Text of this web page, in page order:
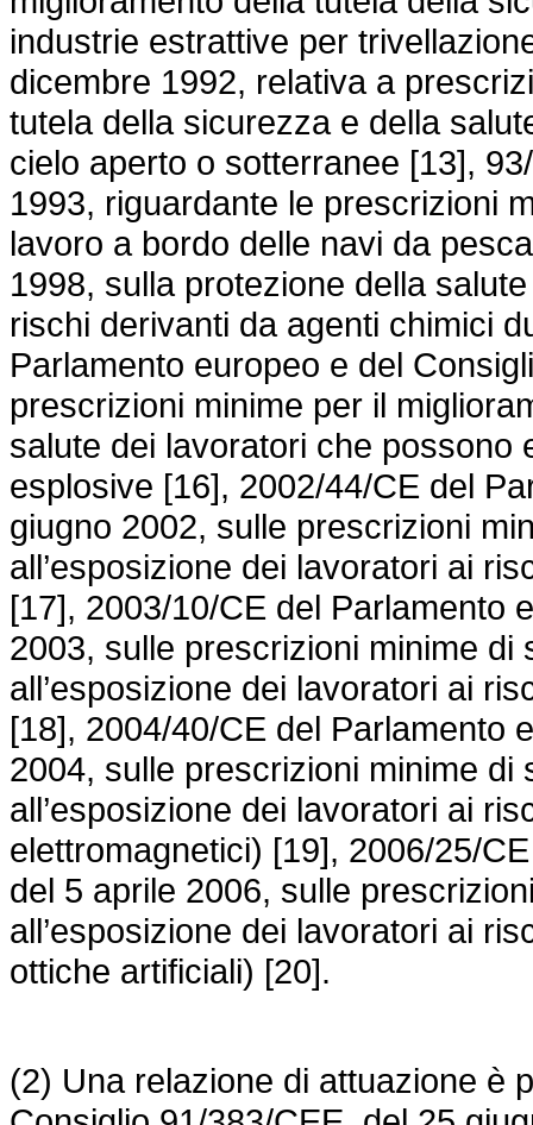
industrie estrattive per
dicembre 1992, relativa a
tutela della sicurezza e della
cielo aperto o sotterranee [13],
1993, riguardante le prescrizioni
lavoro a bordo delle navi da
1998, sulla protezione della
rischi derivanti da agenti chimici
Parlamento europeo e del
prescrizioni minime per il
salute dei lavoratori che
esplosive [16], 2002/44/CE del
giugno 2002, sulle prescrizioni
all’esposizione dei lavoratori ai
[17], 2003/10/CE del Parlamento
2003, sulle prescrizioni minime
all’esposizione dei lavoratori ai
[18], 2004/40/CE del Parlamento
2004, sulle prescrizioni minime
all’esposizione dei lavoratori ai
elettromagnetici) [19], 2006/25/
del 5 aprile 2006, sulle
all’esposizione dei lavoratori ai
ottiche artificiali) [20].
(2) Una relazione di attuazione è